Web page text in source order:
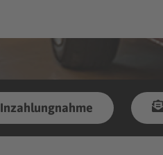
Inzahlungnahme